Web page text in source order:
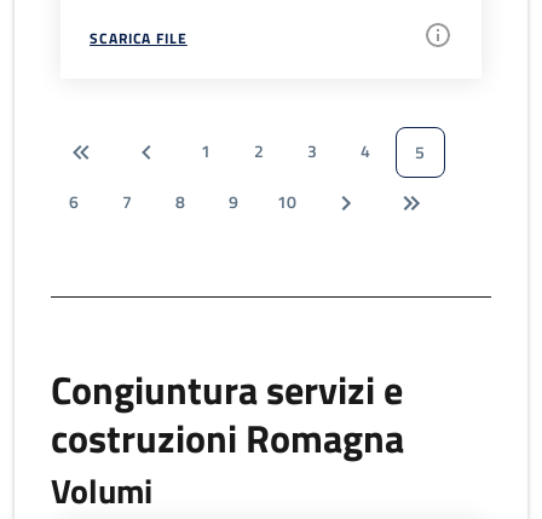
SCARICA FILE
1 2 3 4
5
6
7 8 9 10
Congiuntura servizi e
costruzioni Romagna
Volumi